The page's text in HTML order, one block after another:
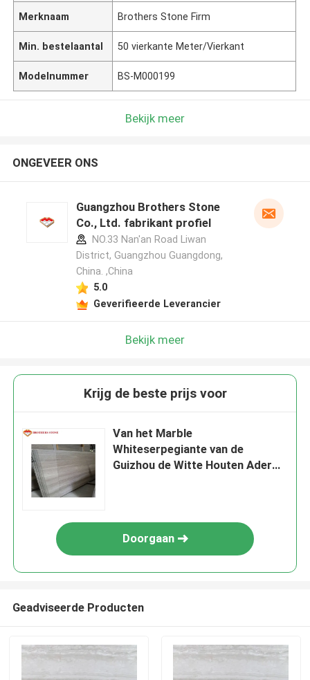
Merknaam Brothers Stone Firm
Min. bestelaantal 50 vierkante Meter/Vierkant
Modelnummer BS-M000199
Bekijk meer
ONGEVEER ONS
Guangzhou Brothers Stone
Co., Ltd. fabrikant profiel
NO.33 Nan'an Road Liwan
District, Guangzhou Guangdong,
China. ,China
5.0
Geverifieerde Leverancier
Bekijk meer
Krijg de beste prijs voor
Van het Marble
Whiteserpegiante van de
Guizhou de Witte Houten Ader
Doorgaan
Geadviseerde Producten